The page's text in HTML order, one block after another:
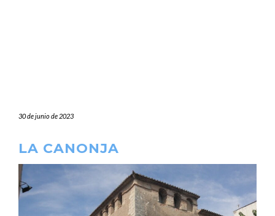
30 de junio de 2023
LA CANONJA